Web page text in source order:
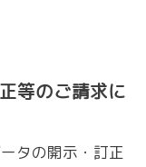
等のご請求に
タの開示・訂正